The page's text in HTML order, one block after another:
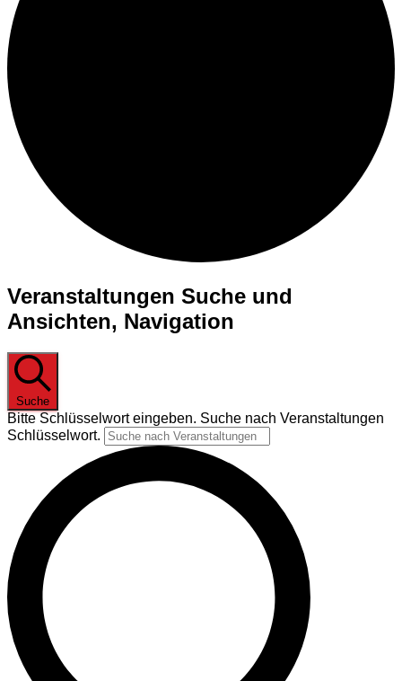
Veranstaltungen
Veranstaltungen Suche und
Ansichten, Navigation
Suche
Bitte Schlüsselwort eingeben. Suche nach Veranstaltungen
Schlüsselwort.